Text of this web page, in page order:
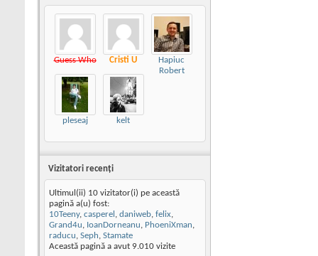
Guess Who Cristi U
Hapiuc
Robert
pleseaj kelt
Vizitatori recenţi
Ultimul(ii) 10 vizitator(i) pe această
pagină a(u) fost:
10Teeny, casperel , daniweb, felix,
Grand4u, IoanDorneanu, PhoeniXman,
raducu, Seph, Stamate
Această pagină a avut 9.010 vizite